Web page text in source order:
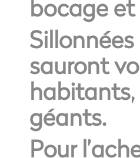
bocage et
sauront
habitants,
géants.
Pour